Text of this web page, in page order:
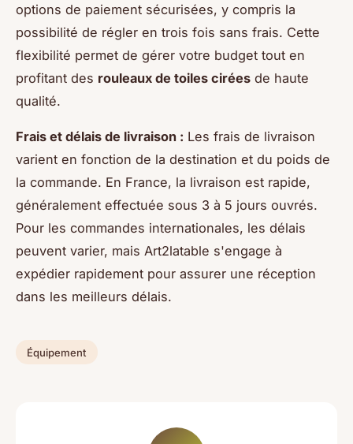
options de paiement sécurisées, y compris la
possibilité de régler en trois fois sans frais. Cette
flexibilité permet de gérer votre budget tout en
profitant des rouleaux de toiles cirées de haute
qualité.
Frais et délais de livraison : Les frais de livraison
varient en fonction de la destination et du poids de
la commande. En France, la livraison est rapide,
généralement effectuée sous 3 à 5 jours ouvrés.
Pour les commandes internationales, les délais
peuvent varier, mais Art2latable s'engage à
expédier rapidement pour assurer une réception
dans les meilleurs délais.
Équipement